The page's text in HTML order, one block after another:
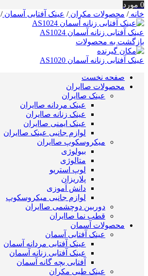
0 مورد
خانه/ محصولات مکران/ عینک آفتابی آسمان/
عینک آفتابی زنانه آسمان AS1024
بازگشت به محصولات
عینک آفتابی زنانه آسمان AS1020
صفحه نخست
محصولات صاایران
عینک صاایران
عینک مردانه صاایران
عینک زنانه صاایران
عینک ایمنی صاایران
لوازم جانبی عینک صاایران
میکروسکوپ صاایران
بیولوژی
متالوژی
لوپ استریو
پلاریزان
دانش آموزی
لوازم جانبی میکروسکوپ
دوربین دوچشمی صاایران
قطب نما صاایران
محصولات آسمان
عینک آفتابی آسمان
عینک آفتابی مردانه آسمان
عینک آفتابی زنانه آسمان
آفتابی بچه گانه آسمان
عینک طبی مکران